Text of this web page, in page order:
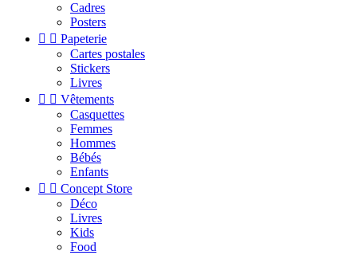
Cadres
Posters
  Papeterie
Cartes postales
Stickers
Livres
  Vêtements
Casquettes
Femmes
Hommes
Bébés
Enfants
  Concept Store
Déco
Livres
Kids
Food